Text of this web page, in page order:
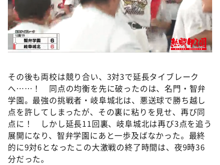
その後も両校は競り合い、3対3で延長タイブレーク
へ……！ 同点の均衡を先に破ったのは、名門・智弁
学園。最強の挑戦者・岐阜城北は、悪送球で勝ち越し
点を許してしまったが、その裏に粘りを見せ、再び同
点に！ しかし延長11回裏、岐阜城北は再び3点を追う
展開になり、智弁学園にあと一歩及ばなかった。最終
的に9対6となったこの大激戦の終了時間は、夜9時36
分だった。